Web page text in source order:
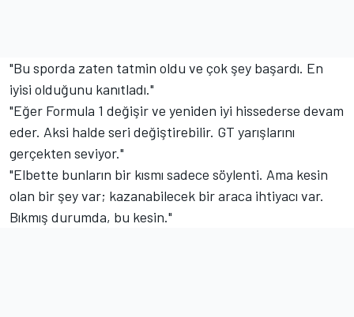
"Bu sporda zaten tatmin oldu ve çok şey başardı. En
iyisi olduğunu kanıtladı."
"Eğer Formula 1 değişir ve yeniden iyi hissederse devam
eder. Aksi halde seri değiştirebilir. GT yarışlarını
gerçekten seviyor."
"Elbette bunların bir kısmı sadece söylenti. Ama kesin
olan bir şey var; kazanabilecek bir araca ihtiyacı var.
Bıkmış durumda, bu kesin."